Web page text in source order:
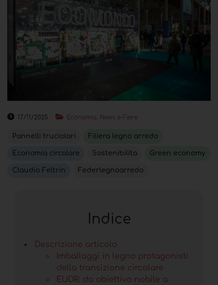
17/11/2025 Economia, News e Fiere
Pannelli truciolari Filiera legno arredo
Economia circolare Sostenibilita Green economy
Claudio Feltrin Federlegnoarredo
Indice
Descrizione articolo
Imballaggi in legno protagonisti
della transizione circolare
EUDR: da obiettivo nobile a